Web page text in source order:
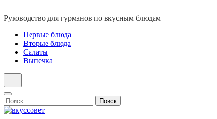
Руководство для гурманов по вкусным блюдам
Первые блюда
Вторые блюда
Салаты
Выпечка
Найти: